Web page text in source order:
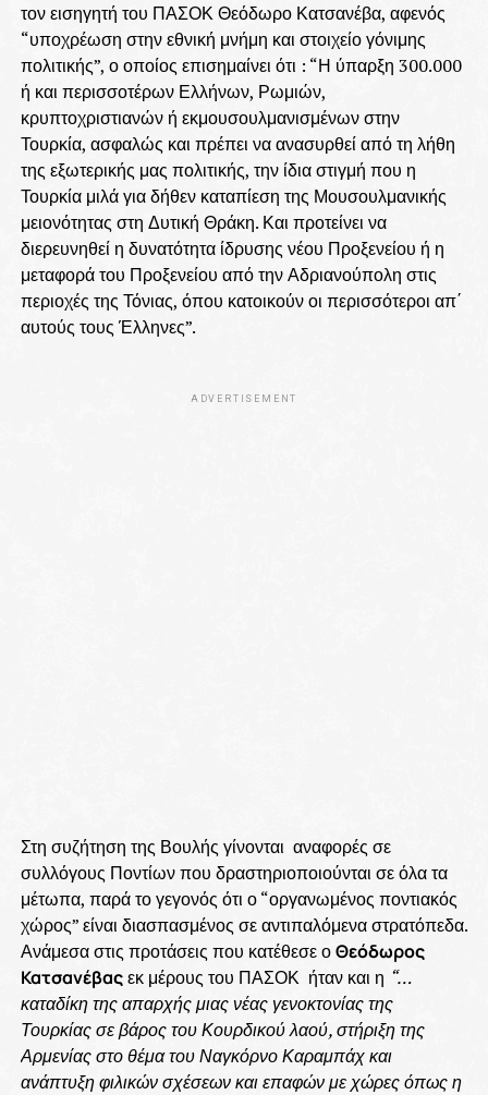
τον εισηγητή του ΠΑΣΟΚ Θεόδωρο Κατσανέβα, αφενός
“υποχρέωση στην εθνική μνήμη και στοιχείο γόνιμης
πολιτικής”, ο οποίος επισημαίνει ότι : “Η ύπαρξη 300.000
ή και περισσοτέρων Ελλήνων, Ρωμιών,
κρυπτοχριστιανών ή εκμουσουλμανισμένων στην
Τουρκία, ασφαλώς και πρέπει να ανασυρθεί από τη λήθη
της εξωτερικής μας πολιτικής, την ίδια στιγμή που η
Τουρκία μιλά για δήθεν καταπίεση της Μουσουλμανικής
μειονότητας στη Δυτική Θράκη. Και προτείνει να
διερευνηθεί η δυνατότητα ίδρυσης νέου Προξενείου ή η
μεταφορά του Προξενείου από την Αδριανούπολη στις
περιοχές της Τόνιας, όπου κατοικούν οι περισσότεροι απ΄
αυτούς τους Έλληνες”.
ADVERTISEMENT
Στη συζήτηση της Βουλής γίνονται αναφορές σε
συλλόγους Ποντίων που δραστηριοποιούνται σε όλα τα
μέτωπα, παρά το γεγονός ότι ο “οργανωμένος ποντιακός
χώρος” είναι διασπασμένος σε αντιπαλόμενα στρατόπεδα.
Ανάμεσα στις προτάσεις που κατέθεσε οΘεόδωρος
Κατσανέβαςεκ μέρους του ΠΑΣΟΚ ήταν και η “…
καταδίκη της απαρχής μιας νέας γενοκτονίας της
Τουρκίας σε βάρος του Κουρδικού λαού, στήριξη της
Αρμενίας στο θέμα του Ναγκόρνο Καραμπάχ και
ανάπτυξη φιλικών σχέσεων και επαφών με χώρες όπως η